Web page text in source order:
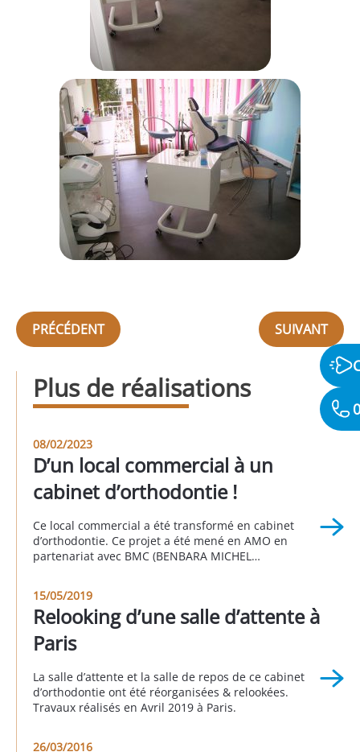
PRÉCÉDENT SUIVANT
Plus de réalisations
08/02/2023
D’un local commercial à un
cabinet d’orthodontie !
Ce local commercial a été transformé en cabinet
d’orthodontie. Ce projet a été mené en AMO en
partenariat avec BMC (BENBARA MICHEL
d’installer un deuxième fauteuil, autant de points
qui ont été traités dans le cadre de ce projet. A saint
Mandé au 1 […]
15/05/2019
Relooking d’une salle d’attente à
Paris
La salle d’attente et la salle de repos de ce cabinet
d’orthodontie ont été réorganisées & relookées.
Travaux réalisés en Avril 2019 à Paris.
26/03/2016